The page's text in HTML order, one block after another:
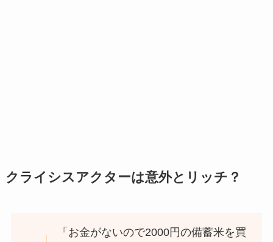
クライシスアクターは意外とリッチ？
「お金がないので2000円の備蓄米を買